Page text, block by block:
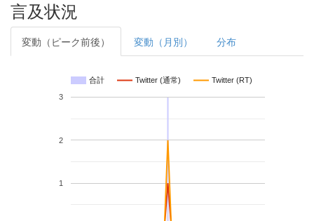
言及状況
変動（ピーク前後） 変動（月別） 分布
合計 Twitter (通常) Twitter (RT)
1
2
3